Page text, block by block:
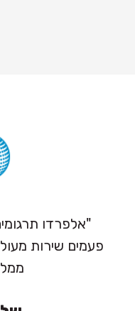
"אלפרדו
פעמים שירות